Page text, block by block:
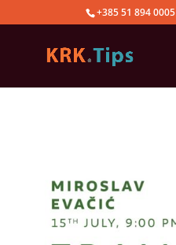
+385 51 894 0005